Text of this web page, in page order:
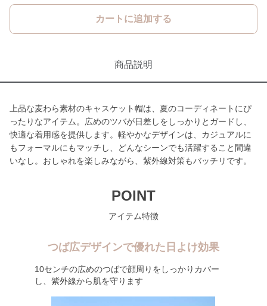
カートに追加する
商品説明
上品な麦わら素材のキャスケット帽は、夏のコーディネートにぴ
ったりなアイテム。広めのツバが日差しをしっかりとガードし、
快適な着用感を提供します。軽やかなデザインは、カジュアルに
もフォーマルにもマッチし、どんなシーンでも活躍すること間違
いなし。おしゃれを楽しみながら、紫外線対策もバッチリです。
POINT
アイテム特徴
つば広デザインで優れた日よけ効果
10センチの広めのつばで顔周りをしっかりカバー
し、紫外線から肌を守ります